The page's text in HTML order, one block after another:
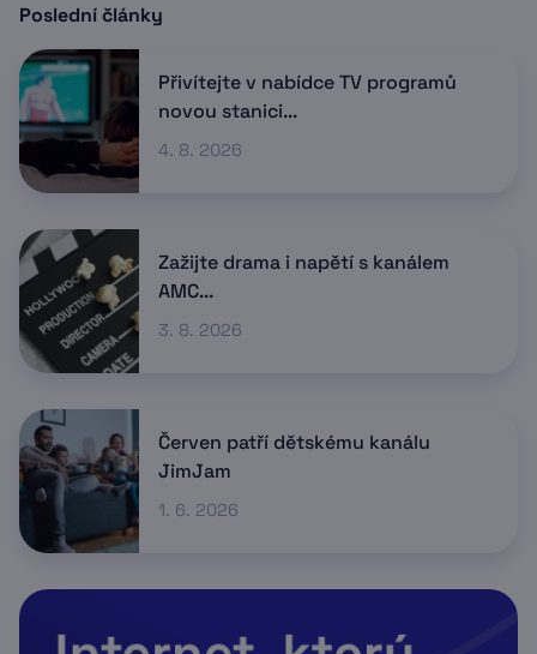
Poslední články
Přivítejte v nabídce TV programů
novou stanici...
4. 8. 2026
Zažijte drama i napětí s kanálem
AMC...
3. 8. 2026
Červen patří dětskému kanálu
JimJam
1. 6. 2026